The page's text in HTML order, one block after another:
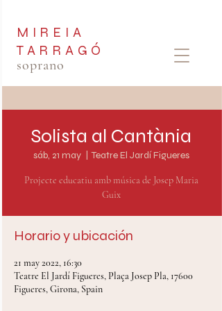
MIREIA
TARRAGÓ
soprano
Solista al Cantània
sáb, 21 may
  |
Teatre El Jardí Figueres
Projecte educatiu amb música de Josep Maria
Guix
Horario y ubicación
21 may 2022, 16:30
Teatre El Jardí Figueres, Plaça Josep Pla, 17600
Figueres, Girona, Spain